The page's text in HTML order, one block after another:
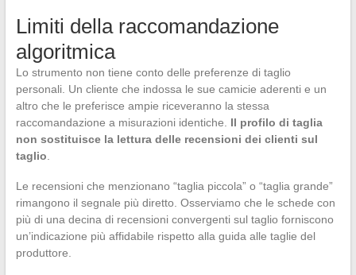
Limiti della raccomandazione
algoritmica
Lo strumento non tiene conto delle preferenze di taglio
personali. Un cliente che indossa le sue camicie aderenti e un
altro che le preferisce ampie riceveranno la stessa
raccomandazione a misurazioni identiche. Il profilo di taglia
non sostituisce la lettura delle recensioni dei clienti sul
taglio.
Le recensioni che menzionano “taglia piccola” o “taglia grande”
rimangono il segnale più diretto. Osserviamo che le schede con
più di una decina di recensioni convergenti sul taglio forniscono
un’indicazione più affidabile rispetto alla guida alle taglie del
produttore.